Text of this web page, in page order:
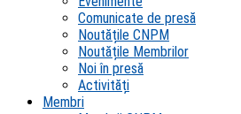
Comunicate de presă
Noutățile CNPM
Noutățile Membrilor
Noi în presă
Activități
Membri